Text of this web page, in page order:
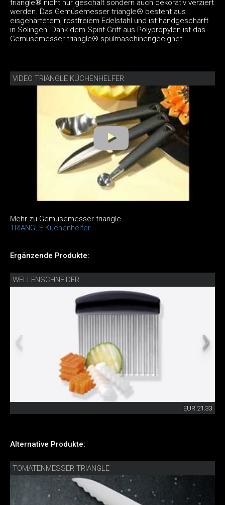
triangle® nicht nur geschält sondern auch dekorativ verziert
werden. Das Gemüsemesser triangle® besteht aus
eisgehärtetem, rostfreiem Edelstahl und ist handgeschärft
in Solingen. Dank dem Spirit Griff aus Polypropylen ist das
Gemüsemesser triangle® spülmaschinengeeignet.
VIDEO TRIANGLE KÜCHENHELFER
Mehr zu Gemüsemesser triangle
TRIANGLE Küchenhelfer
Ergänzende Produkte:
WELLENSCHNEIDER
EUR 21.33
Alternative Produkte:
TOMATENMESSER TRIANGLE